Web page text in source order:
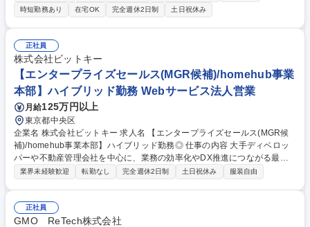
先輩社員のアポイントに同席し商談の流れや雰囲気を学んで、営業のノウ
ハウを身に着けつつ、徐々に独り立ちしていただきます。 【詳細】■市場
開拓と戦略立案 ■経営層に対するCRM/SFAの枠に捉われない「業界×業務
軸」に最適化されたAI活用による業務全般の改善提案 ■受注に向けた社内
専門チームとの協業 等 募集職種 【法人ソリューション営業担当】セール
スフォースの導入・活用支援/ミガロHD
時短勤務あり
在宅OK 完全週休2日制 土日祝休み
正社員
株式会社ビットキー
【エンタープライズセールス(MGR候補)/homehub事業
本部】ハイブリッド勤務 Webサービス法人営業
月給125万円以上
東京都中央区
企業名 株式会社ビットキー 求人名 【エンタープライズセールス(MGR候
補)/homehub事業本部】ハイブリッド勤務◎ 仕事の内容 大手ディベロッ
パーや不動産管理会社を中心に、業務の効率化やDX推進につながる最適
なソリューションを提供します。現場の業務プロセスに深く入り込み、製
シャル：「パークアクシス」20棟へ導入 大京アステージ・穴吹コミュニ
ティ：約54万戸へのマンション居住者サービスプラットフォーム提供 旭
業界未経験歓迎 転勤なし 完全週休2日制 土日祝休み 服装自由
正社員
GMO ReTech株式会社